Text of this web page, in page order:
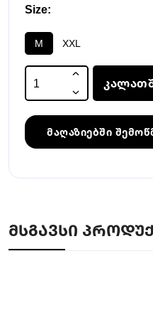
Size:
M XXL
მაღაზიებში
ᲛᲡᲒᲐᲕᲡᲘ